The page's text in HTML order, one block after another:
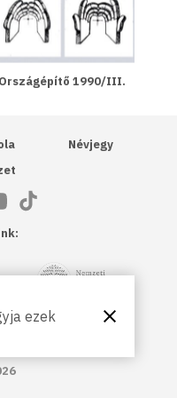
Országépítő 1990/III.
Névjegy
NKA
ezek
Bezárás